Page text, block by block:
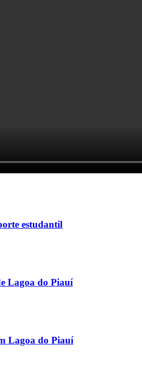
estudantil
Lagoa do Piauí
Lagoa do Piauí